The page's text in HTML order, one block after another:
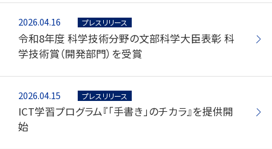
IR情報
サステナビリティ情報
お知らせ
プレスリリース・新製品情報
パイロットのパーパス
2026.04.16 プレスリリース
令和8年度 科学技術分野の文部科学大臣表彰 科
学技術賞（開発部門）を受賞
2026.04.15 プレスリリース
ICT学習プログラム『「手書き」のチカラ』を提供開
始